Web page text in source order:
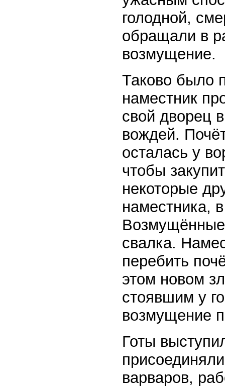
голодной,
обращали в
возмущение.
Таково было
наместник
свой дворец
вождей.
осталась у
чтобы
некоторые
наместника,
Возмущённые
свалка.
перебить
этом новом
стоявшим у
возмущение
Готы
варваров,